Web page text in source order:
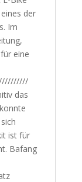
der
Im
eine
das
ist für
Bafang